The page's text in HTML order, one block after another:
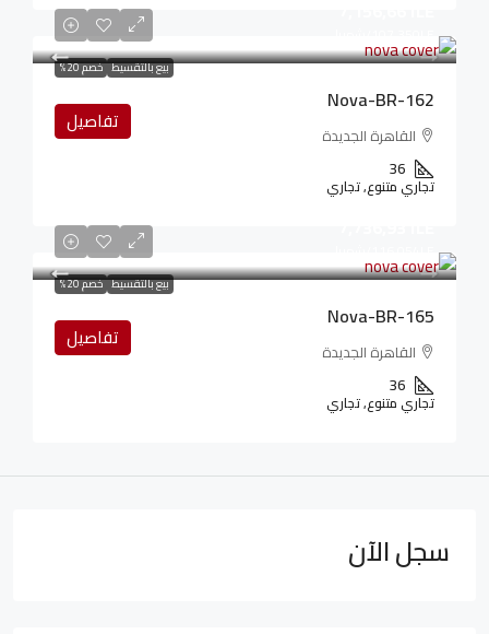
بيع بالتقسيط خصم 20%
Nova-BR-162
القاهرة الجديدة
36
تجاري متنوع, تجاري
تفاصيل
بيع بالتقسيط خصم 20%
Nova-BR-165
القاهرة الجديدة
36
تجاري متنوع, تجاري
تفاصيل
سجل الآن